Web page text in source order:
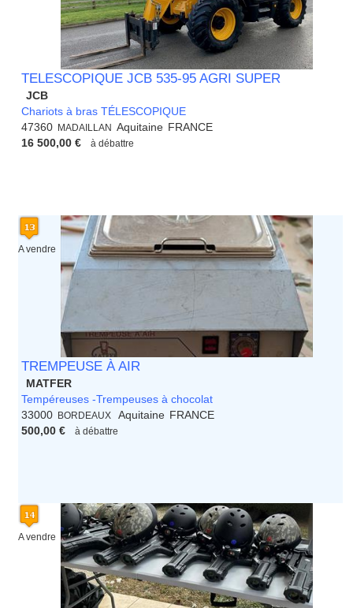
TELESCOPIQUE JCB 535-95 AGRI SUPER
JCB
Chariots à bras TÉLESCOPIQUE
47360 MADAILLAN Aquitaine FRANCE
16 500,00 €
à débattre
A vendre
TREMPEUSE À AIR
MATFER
Tempéreuses -Trempeuses à chocolat
33000 BORDEAUX Aquitaine FRANCE
500,00 €
à débattre
A vendre